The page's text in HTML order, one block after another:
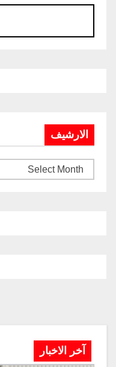
الارشيف
آخر الاخبار